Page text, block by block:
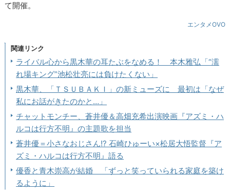
て開催。
エンタメOVO
関連リンク
ライバル心から黒木華の耳たぶをなめる！ 本木雅弘「“濡
れ場キング”池松壮亮には負けたくない」
黒木華、「ＴＳＵＢＡＫＩ」の新ミューズに 最初は「なぜ
私にお話がきたのかと…」
チャットモンチー、蒼井優＆高畑充希出演映画『アズミ・ハ
ルコは行方不明』の主題歌を担当
蒼井優＝小さなおじさん!? 石崎ひゅーい×松居大悟監督『ア
ズミ・ハルコは行方不明』語る
優香と青木崇高が結婚 「ずっと笑っていられる家庭を築け
るように」